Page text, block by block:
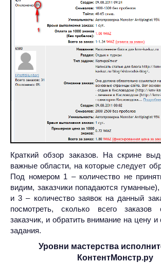
Краткий обзор заказов. На скрине
важные области, на которые следует
Под номером 1 – количество не
видим, заказчики попадаются
и 3 – количество заявок на данный
посмотреть, сколько всего
заказчик, и обратить внимание на цену и
задания.
Уровни мастерства
КонтентМонстр.ру